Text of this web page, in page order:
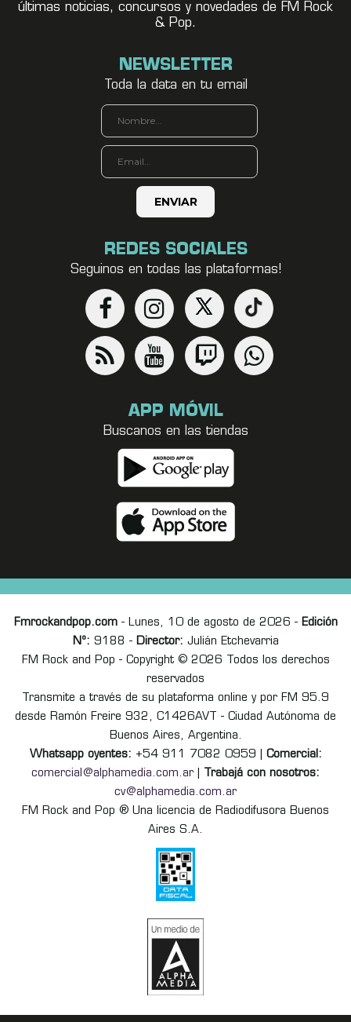
últimas noticias, concursos y novedades de FM Rock
& Pop.
NEWSLETTER
Toda la data en tu email
REDES SOCIALES
Seguinos en todas las plataformas!
APP MÓVIL
Buscanos en las tiendas
Fmrockandpop.com- Lunes, 10 de agosto de 2026 - Edición
Nº: 9188 - Director: Julián Etchevarria
FM Rock and Pop - Copyright © 2026 Todos los derechos
reservados
Transmite a través de su plataforma online y por FM 95.9
desde Ramón Freire 932, C1426AVT - Ciudad Autónoma de
Buenos Aires, Argentina.
Whatsapp oyentes: +54 911 7082 0959 | Comercial:
comercial@alphamedia.com.ar
Trabajá con nosotros:
cv@alphamedia.com.ar
FM Rock and Pop ® Una licencia de Radiodifusora Buenos
Aires S.A.